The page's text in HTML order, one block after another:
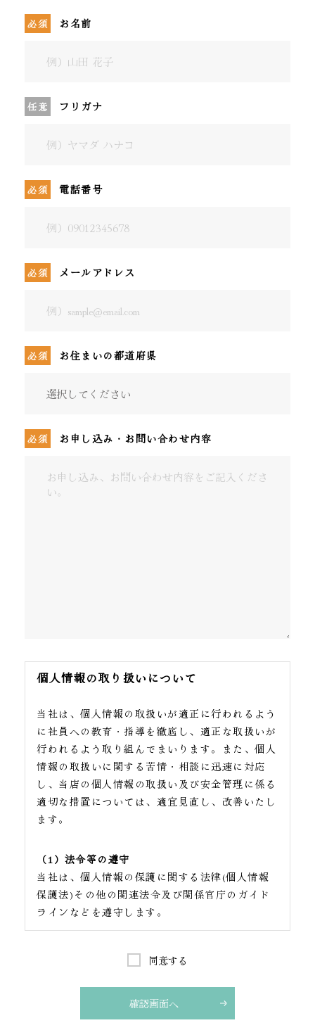
個人情報の取り扱いについて
金融商品仲介業の商号等の明示
反社会的勢力に対する基本方針
お名前
フリガナ
電話番号
メールアドレス
お住まいの都道府県
お申し込み・お問い合わせ内容
個人情報の取り扱いについて
当社は、個人情報の取扱いが適正に行われるよう
に社員への教育・指導を徹底し、適正な取扱いが
行われるよう取り組んでまいります。また、個人
情報の取扱いに関する苦情・相談に迅速に対応
し、当店の個人情報の取扱い及び安全管理に係る
適切な措置については、適宜見直し、改善いたし
ます。
（1）法令等の遵守
当社は、個人情報の保護に関する法律(個人情報
保護法)その他の関連法令及び関係官庁のガイド
ラインなどを遵守します。
当社は、取得した個人情報を、保険会社及び証券
会社より募集業務の委託を受けて、当該業務の遂
行に必要な範囲内で利用します。それら以外の他
の目的に利用することはありません。
同意する